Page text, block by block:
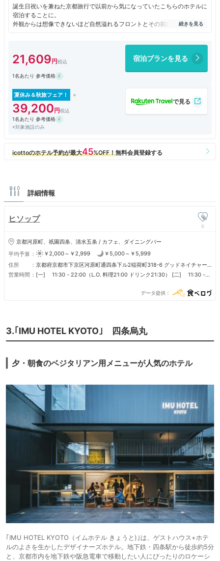
誕生日祝いを兼ねた京都旅行で以前から気になっていたこちらのホテルに
宿泊することに。
外観からは想像できないほど自然溢れるフロントとその前に広がる吹き抜
けの空間
ないほど
素敵なホテルでした。
21,609 宿泊プランを見る
1名あたり 参考価格
夏休み＆秋旅フェア！
39,200
1名あたり 参考価格
※対象施設のみ
詳細情報
ヒソップ
0
京都河原町、祇園四条、清水五条 / カフェ、ダイニングバー
平均予算
￥2,000～￥2,999
￥5,000～￥5,999
住所
京都府京都市下京区河原町通四条下ル2稲荷町318-6 グッドネイチャー
ホテル 4F
営業時間
[一] 11:30 - 22:00（L.O. 料理21:00 ドリンク21:30） [二] 11:30 -
理21:00 ドリンク21:30） [四] 11:30 - 22:00（L.O. 料理21:00 ドリン
ク21:30） [五] 11:30 - 22:00（L.O. 料理21:00 ドリンク21:30） [六]
22:00（L.O. 料理21:00 ドリンク21:30） [節假日後] 11:30 -
22:00（L.O. 料理21:00 ドリンク21:30） ■営業時間 11:30～22:00 ■
チ：16:30（デザートメニューも16:30まで） ディナー：21:00 （ドリン
クL.O. 21:30） ■ 定休日 不定休
データ提供
3.｢IMU HOTEL KYOTO｣ 四条烏丸
夕・朝食のベジタリアン用メニューが人気のホテル
｢IMU HOTEL KYOTO（イムホテル きょうと)｣は、ゲストハウス+ホテ
ルのよさを生かしたデザイナーズホテル。地下鉄・四条駅から徒歩約5分
と、京都市内を地下鉄や阪急電車で移動したい人にぴったりのロケーシ